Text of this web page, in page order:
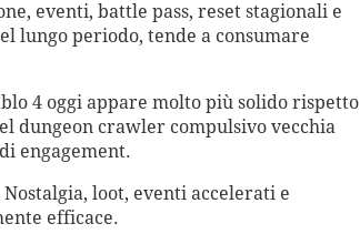
eventi, battle pass, reset stagionali e
lungo periodo, tende a consumare
4 oggi appare molto più solido rispetto
dungeon crawler compulsivo vecchia
engagement.
loot, eventi accelerati e
efficace.